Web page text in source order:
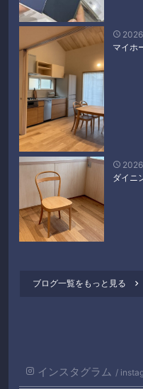

マイホ

ダイニ
ブログ一覧をもっと見る 
インスタグラム